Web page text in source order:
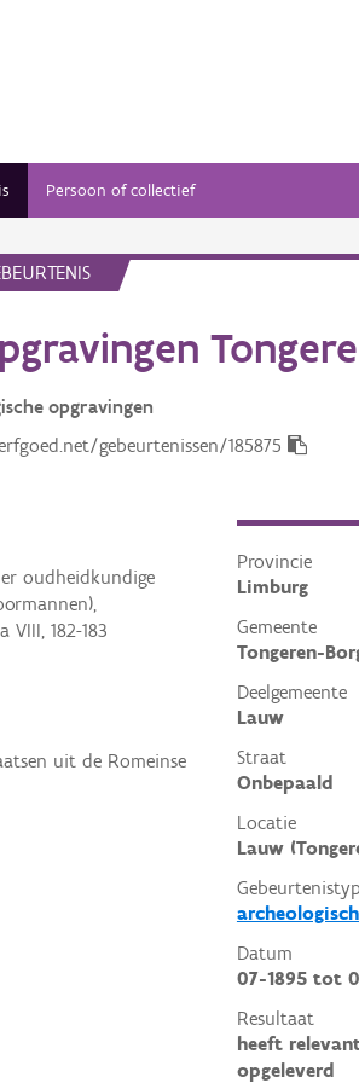
Persoon of collectief
opgravingen
gebeurtenissen/185875
Provincie
Limburg
Gemeente
Tongeren-
Deelgemeente
Lauw
Straat
Onbepaald
Locatie
Lauw
Datum
07-1895tot
Resultaat
heeft
opgeleverd
oudheidkundige
182-183
uit de Romeinse